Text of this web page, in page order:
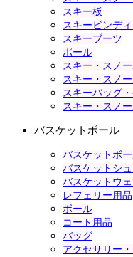
スキー板
スキービンデ
スキーブーツ
ポール
スキー・スノ
スキー・スノ
スキーバッグ
スキー・スノ
バスケットボール
バスケットボ
バスケットシ
バスケットウ
レフェリー用品
ボール
コート用品
バッグ
アクセサリー